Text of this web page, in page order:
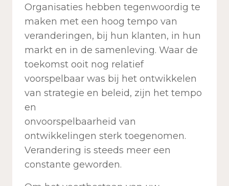
Organisaties hebben tegenwoordig te
maken met een hoog tempo van
veranderingen, bij hun klanten, in hun
markt en in de samenleving. Waar de
toekomst ooit nog relatief
voorspelbaar was bij het ontwikkelen
van strategie en beleid, zijn het tempo
en
onvoorspelbaarheid van
ontwikkelingen sterk toegenomen.
Verandering is steeds meer een
constante geworden.